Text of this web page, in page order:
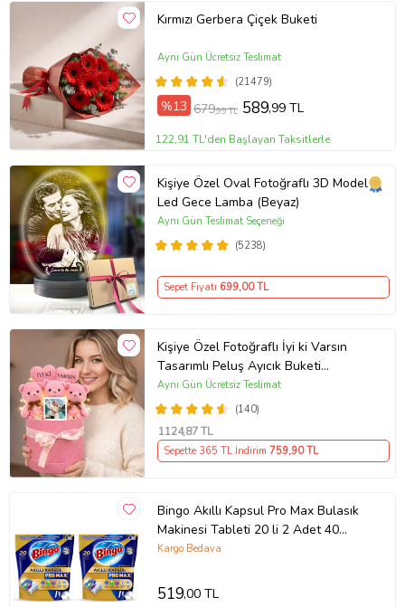
Kırmızı Gerbera Çiçek Buketi
(21479)
Aynı Gün Ücretsiz Teslimat
%13 679,99 TL 589,99 TL
122,91 TL'den Başlayan Taksitlerle
Kişiye Özel Oval Fotoğraflı 3D Model
Led Gece Lamba (Beyaz)
(5238)
Aynı Gün Teslimat Seçeneği
Sepet Fiyatı 699,00 TL
Kişiye Özel Fotoğraflı İyi ki Varsın
Tasarımlı Peluş Ayıcık Buketi
(Pembe)
(140)
Aynı Gün Ücretsiz Teslimat
1124,87 TL
Sepette 365 TL İndirim 759,90 TL
Bingo Akıllı Kapsul Pro Max Bulasık
Makinesi Tableti 20 li 2 Adet 40
Kapsul
Kargo Bedava
519,00 TL